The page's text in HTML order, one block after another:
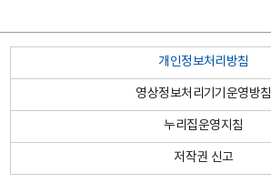
속
시/
개인정보처리방침
영상정보처리기기운영방침
누리집운영지침
저작권 신고